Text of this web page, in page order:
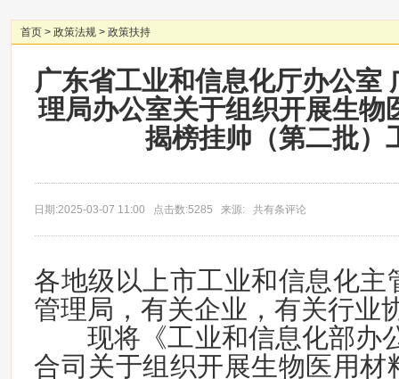
首页 > 政策法规 > 政策扶持
广东省工业和信息化厅办公室
理局办公室关于组织开展生物
揭榜挂帅（第二批）
日期:2025-03-07 11:00 点击数:5285 来源: 共有条评论
各地级以上市工业和信息化主
管理局，有关企业，有关行业
现将《工业和信息化部办
合司关于组织开展生物医用材